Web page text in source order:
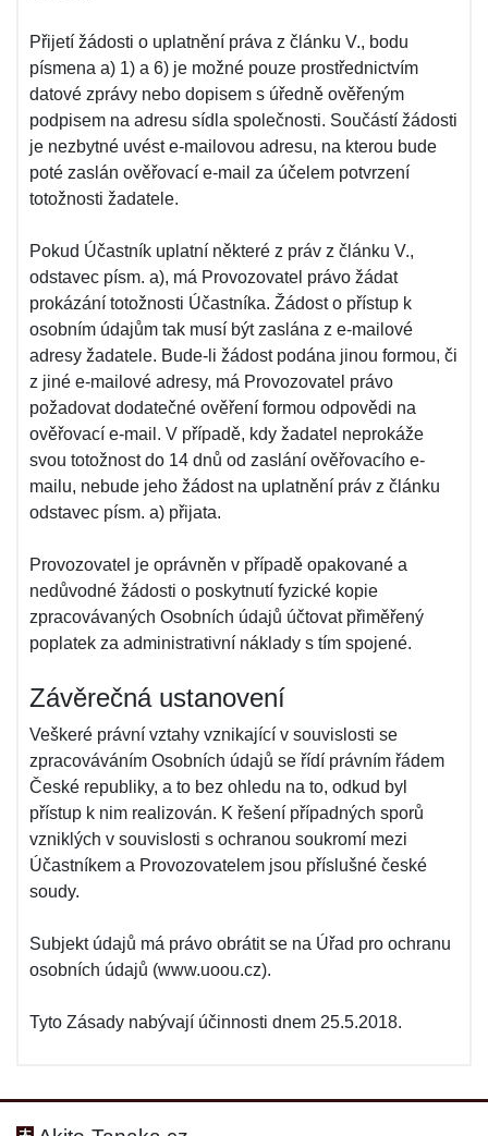
Přijetí žádosti o uplatnění práva z článku V., bodu
písmena a) 1) a 6) je možné pouze prostřednictvím
datové zprávy nebo dopisem s úředně ověřeným
podpisem na adresu sídla společnosti. Součástí žádosti
je nezbytné uvést e-mailovou adresu, na kterou bude
poté zaslán ověřovací e-mail za účelem potvrzení
totožnosti žadatele.
Pokud Účastník uplatní některé z práv z článku V.,
odstavec písm. a), má Provozovatel právo žádat
prokázání totožnosti Účastníka. Žádost o přístup k
osobním údajům tak musí být zaslána z e-mailové
adresy žadatele. Bude-li žádost podána jinou formou, či
z jiné e-mailové adresy, má Provozovatel právo
požadovat dodatečné ověření formou odpovědi na
ověřovací e-mail. V případě, kdy žadatel neprokáže
svou totožnost do 14 dnů od zaslání ověřovacího e-
mailu, nebude jeho žádost na uplatnění práv z článku
odstavec písm. a) přijata.
Provozovatel je oprávněn v případě opakované a
nedůvodné žádosti o poskytnutí fyzické kopie
zpracovávaných Osobních údajů účtovat přiměřený
poplatek za administrativní náklady s tím spojené.
Závěrečná ustanovení
Veškeré právní vztahy vznikající v souvislosti se
zpracováváním Osobních údajů se řídí právním řádem
České republiky, a to bez ohledu na to, odkud byl
přístup k nim realizován. K řešení případných sporů
vzniklých v souvislosti s ochranou soukromí mezi
Účastníkem a Provozovatelem jsou příslušné české
soudy.
Subjekt údajů má právo obrátit se na Úřad pro ochranu
osobních údajů (www.uoou.cz).
Tyto Zásady nabývají účinnosti dnem 25.5.2018.